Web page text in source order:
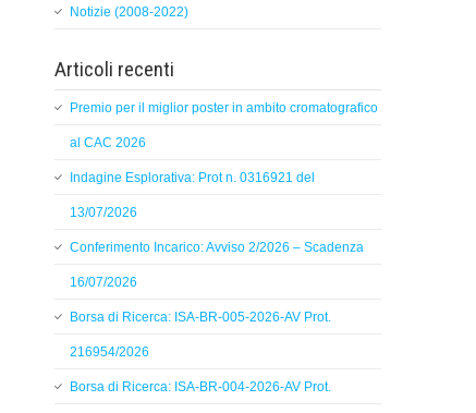
Notizie (2008-2022)
Articoli recenti
Premio per il miglior poster in ambito cromatografico
al CAC 2026
Indagine Esplorativa: Prot n. 0316921 del
13/07/2026
Conferimento Incarico: Avviso 2/2026 – Scadenza
16/07/2026
Borsa di Ricerca: ISA-BR-005-2026-AV Prot.
216954/2026
Borsa di Ricerca: ISA-BR-004-2026-AV Prot.